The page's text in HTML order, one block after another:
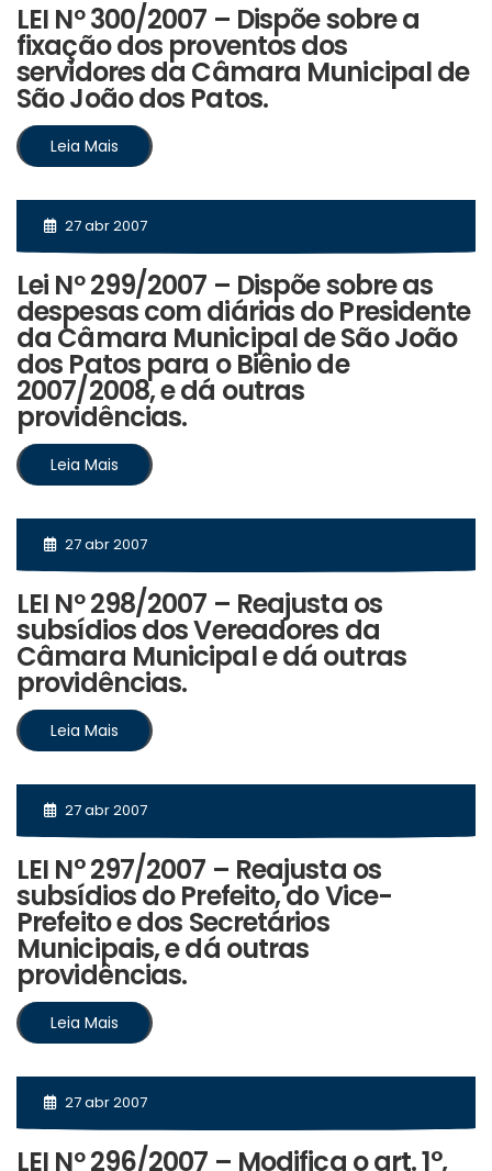
LEI Nº 300/2007 – Dispõe sobre a
fixação dos proventos dos
servidores da Câmara Municipal de
São João dos Patos.
Leia Mais
27 abr 2007
Lei Nº 299/2007 – Dispõe sobre as
despesas com diárias do Presidente
da Câmara Municipal de São João
dos Patos para o Biênio de
2007/2008, e dá outras
providências.
Leia Mais
27 abr 2007
LEI Nº 298/2007 – Reajusta os
subsídios dos Vereadores da
Câmara Municipal e dá outras
providências.
Leia Mais
27 abr 2007
LEI N° 297/2007 – Reajusta os
subsídios do Prefeito, do Vice-
Prefeito e dos Secretários
Municipais, e dá outras
providências.
Leia Mais
27 abr 2007
LEI Nº 296/2007 – Modifica o art. 1°,